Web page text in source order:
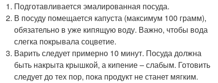
Подготавливается эмалированная посуда.
В посуду помещается капуста (максимум 100 грамм),
обязательно в уже кипящую воду. Важно, чтобы вода
слегка покрывала соцветие.
Варить следует примерно 10 минут. Посуда должна
быть накрыта крышкой, а кипение – слабым. Готовить
следует до тех пор, пока продукт не станет мягким.